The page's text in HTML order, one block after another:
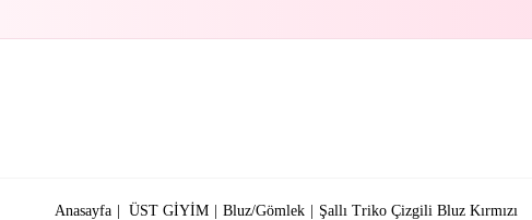
Anasayfa ÜST GİYİM Bluz/Gömlek Şallı Triko Çizgili Bluz Kırmızı